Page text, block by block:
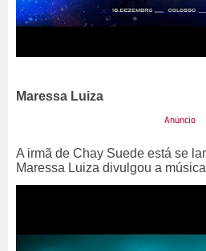
Maressa Luiza
A irmã de Chay Suede está se
Maressa Luiza divulgou a música